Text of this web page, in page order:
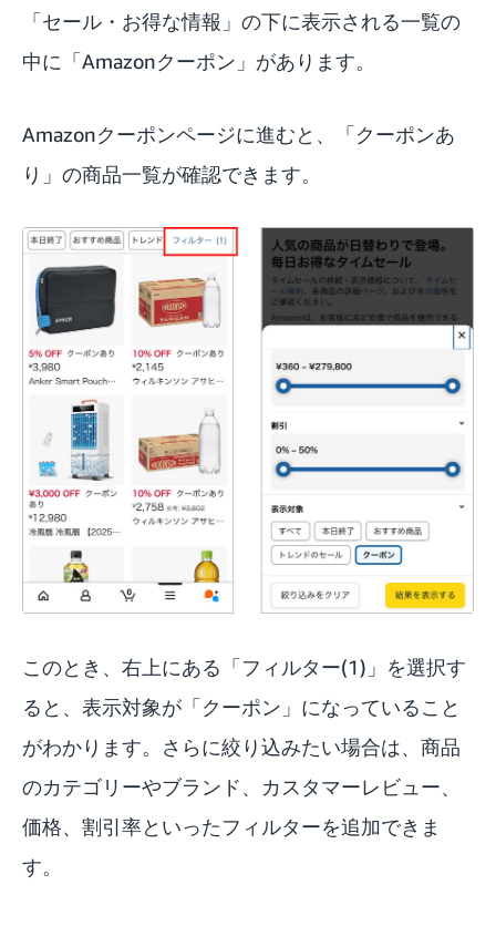
「セール・お得な情報」の下に表示される一覧の
中に「Amazonクーポン」があります。
Amazonクーポンページに進むと、「クーポンあ
り」の商品一覧が確認できます。
このとき、右上にある「フィルター(1)」を選択す
ると、表示対象が「クーポン」になっていること
がわかります。さらに絞り込みたい場合は、商品
のカテゴリーやブランド、カスタマーレビュー、
価格、割引率といったフィルターを追加できま
す。